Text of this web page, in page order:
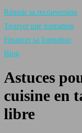
Réussir sa reconversion
Trouver une formation
Financer sa formation
Blog
Astuces
cuisine en
libre